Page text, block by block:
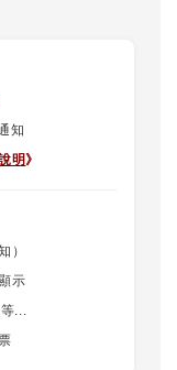
知
明 》
）
示
...